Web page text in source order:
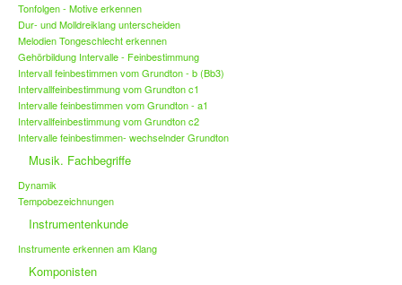
Tonfolgen - Motive erkennen
Dur- und Molldreiklang unterscheiden
Melodien Tongeschlecht erkennen
Gehörbildung Intervalle - Feinbestimmung
Intervall feinbestimmen vom Grundton - b (Bb3)
Intervallfeinbestimmung vom Grundton c1
Intervalle feinbestimmen vom Grundton - a1
Intervallfeinbestimmung vom Grundton c2
Intervalle feinbestimmen- wechselnder Grundton
Musik. Fachbegriffe
Dynamik
Tempobezeichnungen
Instrumentenkunde
Instrumente erkennen am Klang
Komponisten